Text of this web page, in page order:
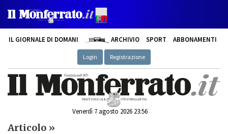
IL GIORNALE DI DOMANI ARCHIVIO SPORT ABBONAMENTI
Login Registrazione
Venerdì 7 agosto 2026 23:56
Articolo »